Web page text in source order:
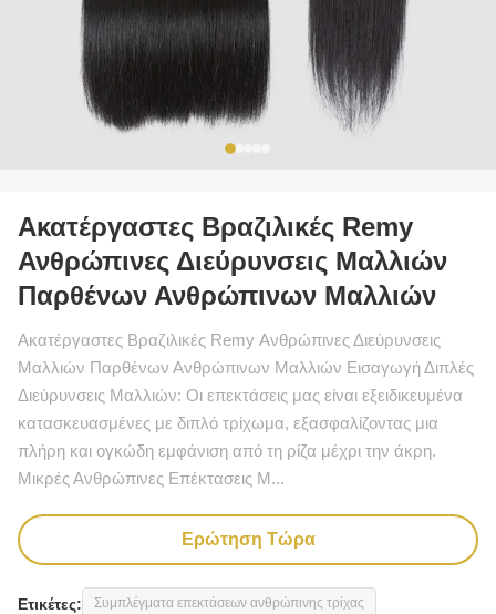
Ακατέργαστες Βραζιλικές Remy
Ανθρώπινες Διεύρυνσεις Μαλλιών
Παρθένων Ανθρώπινων Μαλλιών
Ακατέργαστες Βραζιλικές Remy Ανθρώπινες Διεύρυνσεις
Μαλλιών Παρθένων Ανθρώπινων Μαλλιών Εισαγωγή Διπλές
Διεύρυνσεις Μαλλιών: Οι επεκτάσεις μας είναι εξειδικευμένα
κατασκευασμένες με διπλό τρίχωμα, εξασφαλίζοντας μια
πλήρη και ογκώδη εμφάνιση από τη ρίζα μέχρι την άκρη.
Μικρές Ανθρώπινες Επέκτασεις Μ...
Ερώτηση Τώρα
Ετικέτες: Συμπλέγματα επεκτάσεων ανθρώπινης τρίχας